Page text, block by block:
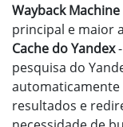
Wayback Machine
principal e maior
Cache do Yandex-
pesquisa do
automaticamente
resultados e